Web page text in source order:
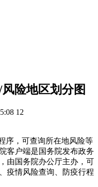
险地区划分图
12
序，可查询所在地风险等
客户端是国务院发布政务
由国务院办公厅主办，可
疫情风险查询、防疫行程